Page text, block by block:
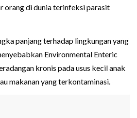
orang di dunia terinfeksi parasit
panjang terhadap lingkungan yang
Environmental Enteric
kronis pada usus kecil anak
makanan yang terkontaminasi.